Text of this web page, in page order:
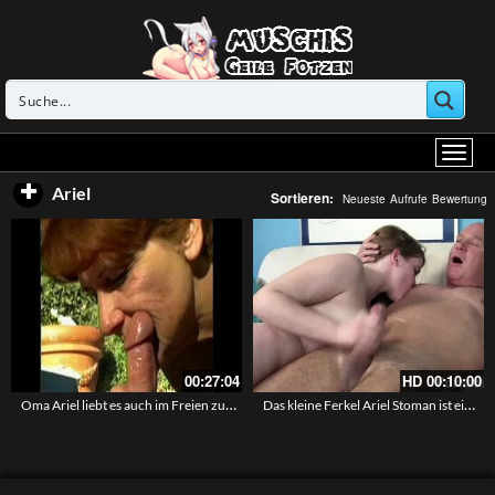
Ariel Sortieren: Neueste Aufrufe Bewertung
00:27:04
Oma Ariel liebt es auch im Freien zu ficken
HD 00:10:00
Das kleine Ferkel Ariel Stoman ist eine Bitch für den älteren Mann – Eine junge Fotze gefickt